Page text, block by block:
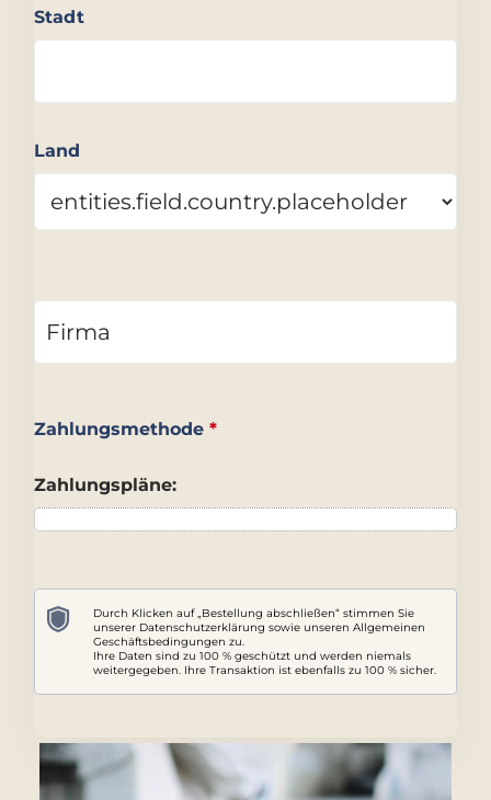
Stadt
Land
Zahlungsmethode *
Zahlungspläne:
Durch Klicken auf „Bestellung abschließen“ stimmen Sie
unserer Datenschutzerklärung sowie unseren Allgemeinen
Geschäftsbedingungen zu.
Ihre Daten sind zu 100 % geschützt und werden niemals
weitergegeben. Ihre Transaktion ist ebenfalls zu 100 % sicher.